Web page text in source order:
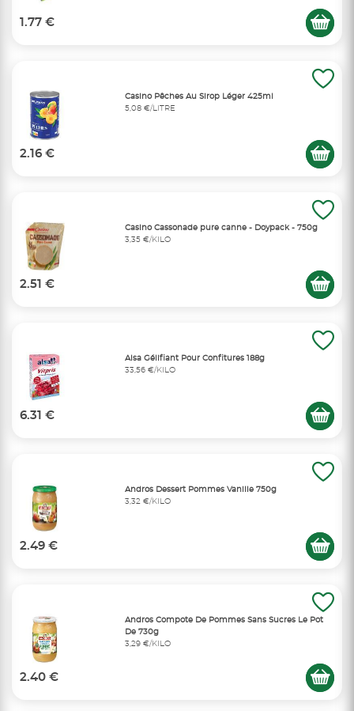
1.77 €
Casino Pêches Au Sirop Léger 425ml
5,08 €/LITRE
2.16 €
Casino Cassonade pure canne - Doypack - 750g
3,35 €/KILO
2.51 €
Alsa Gélifiant Pour Confitures 188g
33,56 €/KILO
6.31 €
Andros Dessert Pommes Vanille 750g
3,32 €/KILO
2.49 €
Andros Compote De Pommes Sans Sucres Le Pot
De 730g
3,29 €/KILO
2.40 €